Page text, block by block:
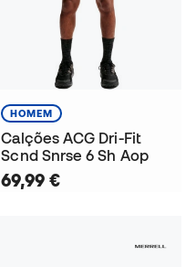
HOMEM
Calções ACG Dri-Fit
Scnd Snrse 6 Sh Aop
69,99 €